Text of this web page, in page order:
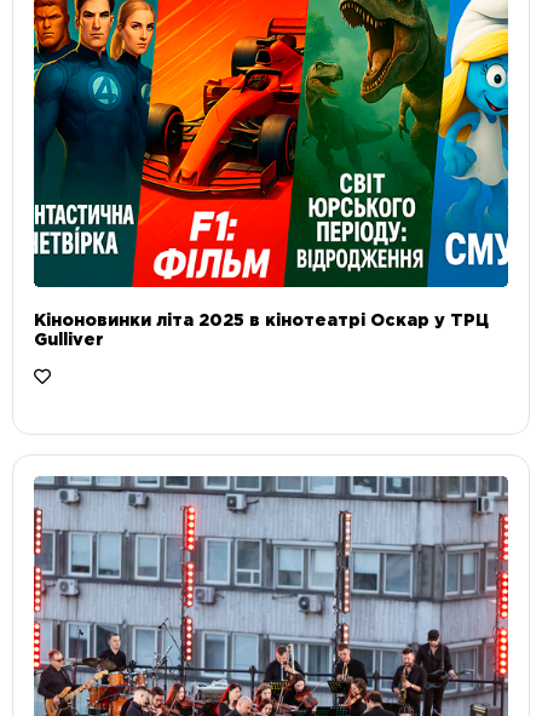
Кіноновинки літа 2025 в кінотеатрі Оскар у ТРЦ
Gulliver